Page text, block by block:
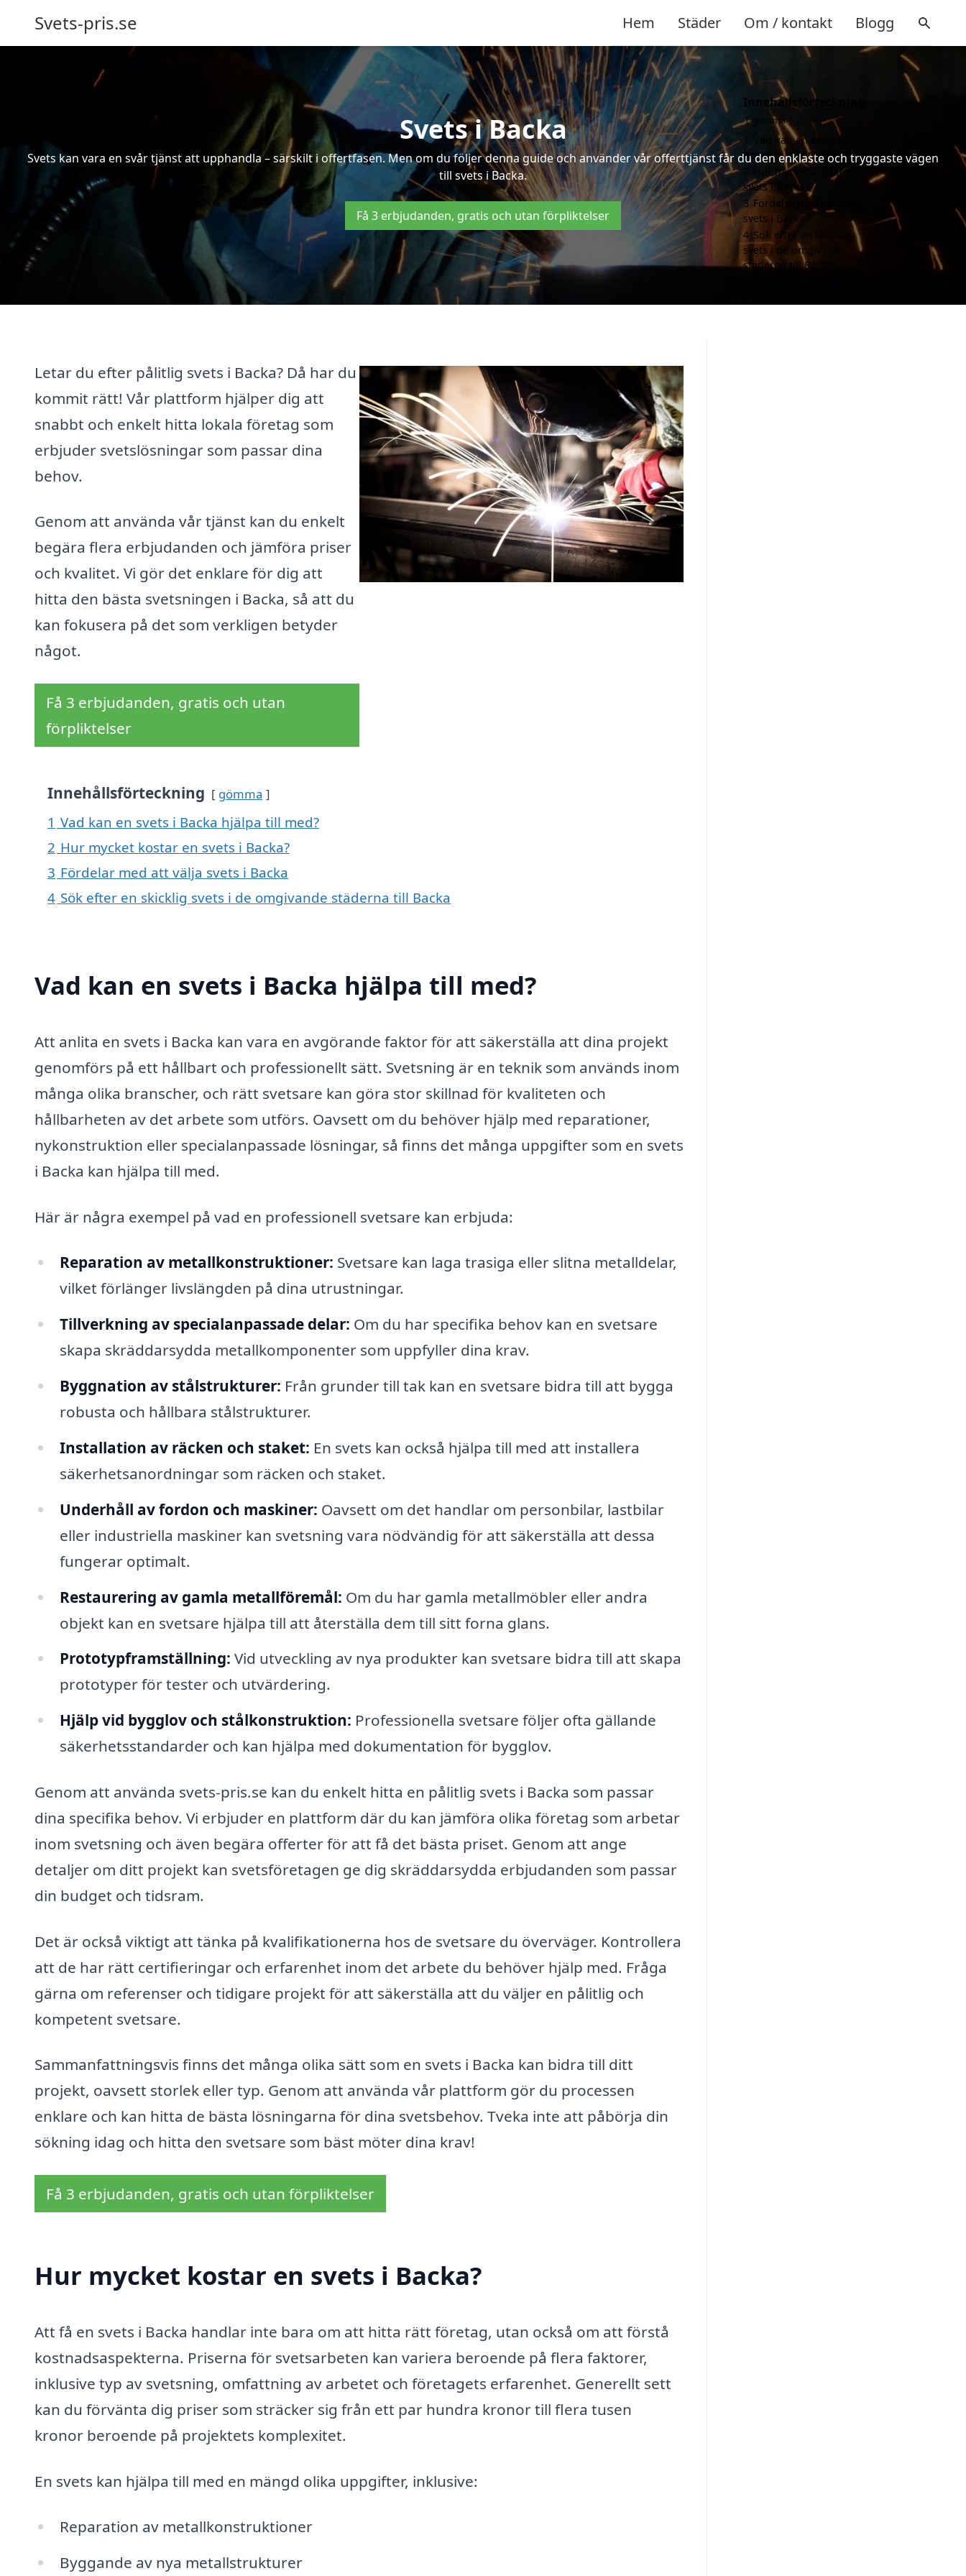
Svets-pris.se Hem Städer Om / kontakt Blogg
Svets i Backa
Svets kan vara en svår tjänst att upphandla – särskilt i offertfasen. Men om du följer denna guide och använder vår offerttjänst får du den enklaste och tryggaste vägen
till svets i Backa.
Få 3 erbjudanden, gratis och utan förpliktelser
Letar du efter pålitlig svets i Backa? Då har du
kommit rätt! Vår plattform hjälper dig att
snabbt och enkelt hitta lokala företag som
erbjuder svetslösningar som passar dina
behov.
Genom att använda vår tjänst kan du enkelt
begära flera erbjudanden och jämföra priser
och kvalitet. Vi gör det enklare för dig att
hitta den bästa svetsningen i Backa, så att du
kan fokusera på det som verkligen betyder
något.
Få 3 erbjudanden, gratis och utan
förpliktelser
Innehållsförteckning gömma
1 Vad kan en svets i Backa hjälpa till med?
2 Hur mycket kostar en svets i Backa?
3 Fördelar med att välja svets i Backa
4 Sök efter en skicklig svets i de omgivande städerna till Backa
Vad kan en svets i Backa hjälpa till med?
Att anlita en svets i Backa kan vara en avgörande faktor för att säkerställa att dina projekt
genomförs på ett hållbart och professionellt sätt. Svetsning är en teknik som används inom
många olika branscher, och rätt svetsare kan göra stor skillnad för kvaliteten och
hållbarheten av det arbete som utförs. Oavsett om du behöver hjälp med reparationer,
nykonstruktion eller specialanpassade lösningar, så finns det många uppgifter som en svets
i Backa kan hjälpa till med.
Här är några exempel på vad en professionell svetsare kan erbjuda:
Reparation av metallkonstruktioner: Svetsare kan laga trasiga eller slitna metalldelar,
vilket förlänger livslängden på dina utrustningar.
Tillverkning av specialanpassade delar: Om du har specifika behov kan en svetsare
skapa skräddarsydda metallkomponenter som uppfyller dina krav.
Byggnation av stålstrukturer: Från grunder till tak kan en svetsare bidra till att bygga
robusta och hållbara stålstrukturer.
Installation av räcken och staket: En svets kan också hjälpa till med att installera
säkerhetsanordningar som räcken och staket.
Underhåll av fordon och maskiner: Oavsett om det handlar om personbilar, lastbilar
eller industriella maskiner kan svetsning vara nödvändig för att säkerställa att dessa
fungerar optimalt.
Restaurering av gamla metallföremål: Om du har gamla metallmöbler eller andra
objekt kan en svetsare hjälpa till att återställa dem till sitt forna glans.
Prototypframställning: Vid utveckling av nya produkter kan svetsare bidra till att skapa
prototyper för tester och utvärdering.
Hjälp vid bygglov och stålkonstruktion: Professionella svetsare följer ofta gällande
säkerhetsstandarder och kan hjälpa med dokumentation för bygglov.
Genom att använda svets-pris.se kan du enkelt hitta en pålitlig svets i Backa som passar
dina specifika behov. Vi erbjuder en plattform där du kan jämföra olika företag som arbetar
inom svetsning och även begära offerter för att få det bästa priset. Genom att ange
detaljer om ditt projekt kan svetsföretagen ge dig skräddarsydda erbjudanden som passar
din budget och tidsram.
Det är också viktigt att tänka på kvalifikationerna hos de svetsare du överväger. Kontrollera
att de har rätt certifieringar och erfarenhet inom det arbete du behöver hjälp med. Fråga
gärna om referenser och tidigare projekt för att säkerställa att du väljer en pålitlig och
kompetent svetsare.
Sammanfattningsvis finns det många olika sätt som en svets i Backa kan bidra till ditt
projekt, oavsett storlek eller typ. Genom att använda vår plattform gör du processen
enklare och kan hitta de bästa lösningarna för dina svetsbehov. Tveka inte att påbörja din
sökning idag och hitta den svetsare som bäst möter dina krav!
Få 3 erbjudanden, gratis och utan förpliktelser
Hur mycket kostar en svets i Backa?
Att få en svets i Backa handlar inte bara om att hitta rätt företag, utan också om att förstå
kostnadsaspekterna. Priserna för svetsarbeten kan variera beroende på flera faktorer,
inklusive typ av svetsning, omfattning av arbetet och företagets erfarenhet. Generellt sett
kan du förvänta dig priser som sträcker sig från ett par hundra kronor till flera tusen
kronor beroende på projektets komplexitet.
En svets kan hjälpa till med en mängd olika uppgifter, inklusive:
Reparation av metallkonstruktioner
Byggande av nya metallstrukturer
Innehållsförteckning
gömma
Vad kan en svets i
Backa hjälpa till med?
Hur mycket kostar en
svets i Backa?
3 Fördelar med att välja
svets i Backa
4 Sök efter en skicklig
svets i de omgivande
städerna till Backa